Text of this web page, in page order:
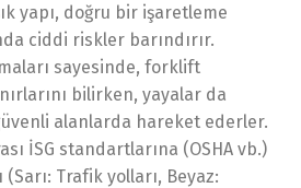
yapı, doğru bir işaretleme
ciddi riskler barındırır.
sayesinde, forklift
bilirken, yayalar da
alanlarda hareket ederler.
İSG standartlarına (OSHA vb.)
Trafik yolları, Beyaz: